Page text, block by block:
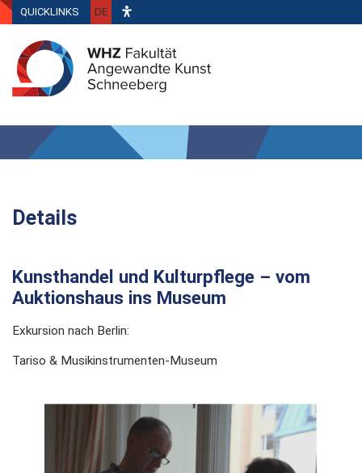
QUICKLINKS DE
Details
Kunsthandel und Kulturpflege – vom
Auktionshaus ins Museum
Exkursion nach Berlin:
Tariso & Musikinstrumenten-Museum